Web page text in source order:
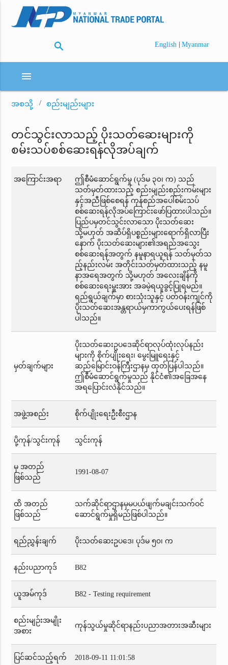
search English | Myanmar
menu
အစသို့ စည်းမျည်းများ
တင်သွင်းလာသည့် ပိုးသတ်ဆေးများကို
စမ်းသပ်စစ်ဆေးရန်လိုအပ်ချက်
အကြောင်းအရာ
ဤစီမံဆောင်ရွက်မှု (ပုဒ်မ ၃၀၊ က) သည်
သတ်မှတ်ထားသည့် စည်းမျည်းစည်းကမ်းများ
နှင့်အညီဖြစ်စေရန် ကုန်စည်အပေါ်စမ်းသပ်
စစ်ဆေးရန်လိုအပ်ကြောင်းဖော်ပြထားပါသည်။
ပြည်ပမှတင်သွင်းလာသော ပိုးသတ်ဆေး
သို့မဟုတ် အဆိပ်ရှိပစ္စည်းများရောက်ရှိလာပြီး
နောက် ပိုးသတ်ဆေးများ၏အရည်အသွေး
စစ်ဆေးရန်အတွက် နမူနာရယူရန် သတ်မှတ်သ
ည့်နည်းလမ်း အတိုင်းသတ်မှတ်ထားသည့် နမူ
နာအရေအတွက် သို့မဟုတ် အလေးချိန်ကို
စစ်ဆေးရေးမှူးအား အခမဲ့ရယူခွင့်ပြုရမည်။
ရည်ရွယ်ချက်မှာ စားသုံးသူနှင့် ပတ်ဝန်းကျင်ကို
ပိုးသတ်ဆေးအန္တရာယ်မှကာကွယ်ပေးရန်ဖြစ်
ပါသည်။
မှတ်ချက်များ
ပိုးသတ်ဆေးဥပဒေဆိုင်ရာလုပ်ထုံးလုပ်နည်း
များကို စိုက်ပျိုးရေး၊ မွေးမြူရေးနှင့်
ဆည်မြောင်းဝန်ကြီးဌာနမှ ထုတ်ပြန်ပါသည်။
ဤစီမံဆောင်ရွက်မှုသည် နိုင်ငံ၏အခြေအနေ
အရပြောင်းလဲနိုင်သည်။
အဖွဲ့အစည်း စိုက်ပျိုးရေးဦးစီးဌာန
ပို့ကုန်/သွင်းကုန် သွင်းကုန်
မှ အတည်
ဖြစ်သည်
1991-08-07
ထိ အတည်
ဖြစ်သည်
သက်ဆိုင်ရာဌာနမှမပယ်ဖျက်မချင်းသက်ဝင်
ဆောင်ရွက်မှုရှိမည်ဖြစ်ပါသည်။
ရည်ညွှန်းချက် ပိုးသတ်ဆေးဥပဒေ၊ ပုဒ်မ ၅၀၊ က
နည်းပညာကုဒ် B82
ယူအမ်ကုဒ် B82 - Testing requirement
စည်းမျဉ်းအမျိုး
အစား
ကုန်သွယ်မှုဆိုင်ရာနည်းပညာအတားအဆီးများ
ပြင်ဆင်သည့်ရက် 2018-09-11 11:01:58